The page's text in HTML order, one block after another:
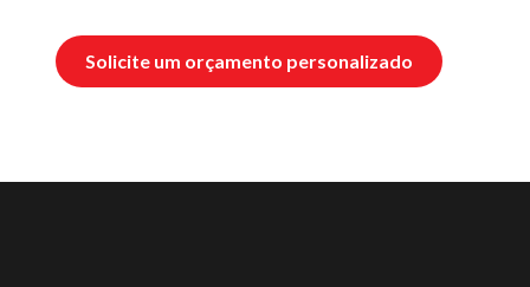
Solicite um orçamento personalizado